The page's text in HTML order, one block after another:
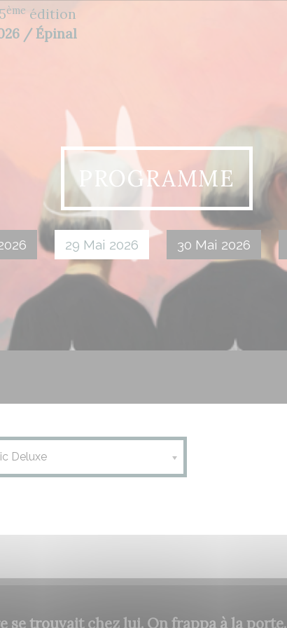
ème édition
/ Épinal
PROGRAMME
29 Mai 2026 30 Mai 2026
Deluxe
se trouvait chez lui. On frappa à la porte.